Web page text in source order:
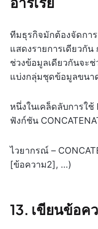
ทีมธุรกิจมักต้องจัดกา
แสดงรายการเดียวกัน
ช่วงข้อมูลเดียวกันจะ
แบ่งกลุ่มชุดข้อมูลขนา
หนึ่งในเคล็ดลับการใช้
ฟังก์ชัน
ไวยากรณ์ –
[ข้อความ2], …)
13. เขียนข้อค